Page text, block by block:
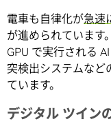
電車も自律化が急速
が進められています
GPU で実行される
突検出システムなど
ています。
デジタル ツイン